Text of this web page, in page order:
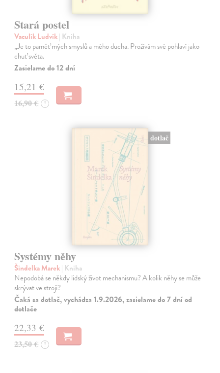
Stará postel
Vaculík Ludvík| Kniha
„Je to paměť mých smyslů a mého ducha. Prožívám své pohlaví jako
chuť světa.
Zasielame do 12 dní
15,21 €
16,90 € ?
dotlač
Systémy něhy
Šindelka Marek| Kniha
Nepodobá se někdy lidský život mechanismu? A kolik něhy se může
skrývat ve stroji?
Čaká sa dotlač, vychádza 1.9.2026, zasielame do 7 dní od
dotlače
22,33 €
23,50 € ?